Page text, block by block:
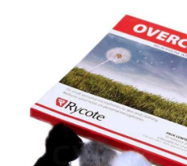
Perfeito para:
Lives no Instagram e TikTok
Live Shop (Shopee, Mercado